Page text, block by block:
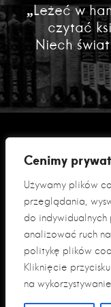
Cenimy
Używamy plików
przeglądania,
do indywidualnych
analizować ruch
politykę plików
Kliknięcie
na
„Leżeć w
czytać
Niech